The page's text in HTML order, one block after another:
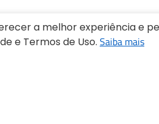
Endereço: Rua
a melhor experiência e
e Termos de Uso. Saiba mais